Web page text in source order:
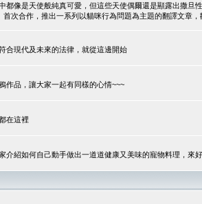
都像是天使般純真可愛，但這些天使偶爾還是顯露出撒
首次合作，推出一系列以貓咪行為問題為主題的翻譯文章，
合現代及未來的法律，就從這邊開始
作品，讓大家一起有同樣的心情~~~
在這裡
介紹如何自己動手做出一道道健康又美味的寵物料理，來